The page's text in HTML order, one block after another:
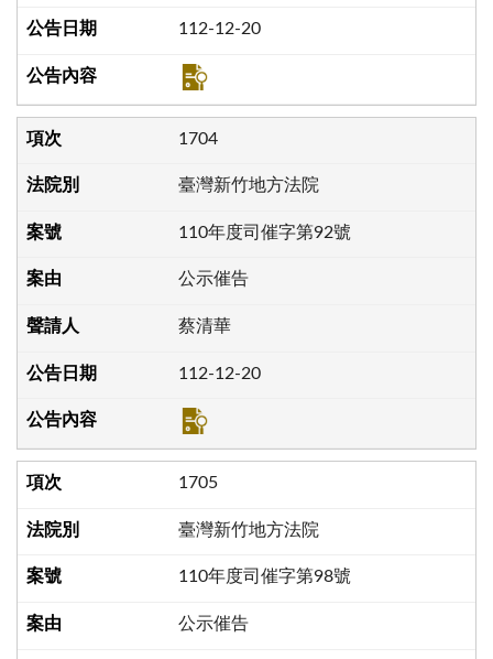
112-12-20
1704
臺灣新竹地方法院
110年度司催字第92號
公示催告
蔡清華
112-12-20
1705
臺灣新竹地方法院
110年度司催字第98號
公示催告